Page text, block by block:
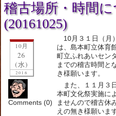
稽古場所・時間
(20161025)
10月
26
(水)
2016
Comments (0)
10月３１日（月
は、島本町立体育
町立ふれあいセン
までの稽古時間と
き様願います。
また、１１月３
本町文化祭実施に
ませんので稽古休
えの無き様願います